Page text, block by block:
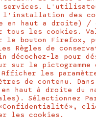
l'installation des
en haut a droite)
les cookies.
le bouton Firefox,
Règles de
décochez-la pour
le pictogramme
les
de contenu.
haut à droite du
Sélectionnez
les cookies.